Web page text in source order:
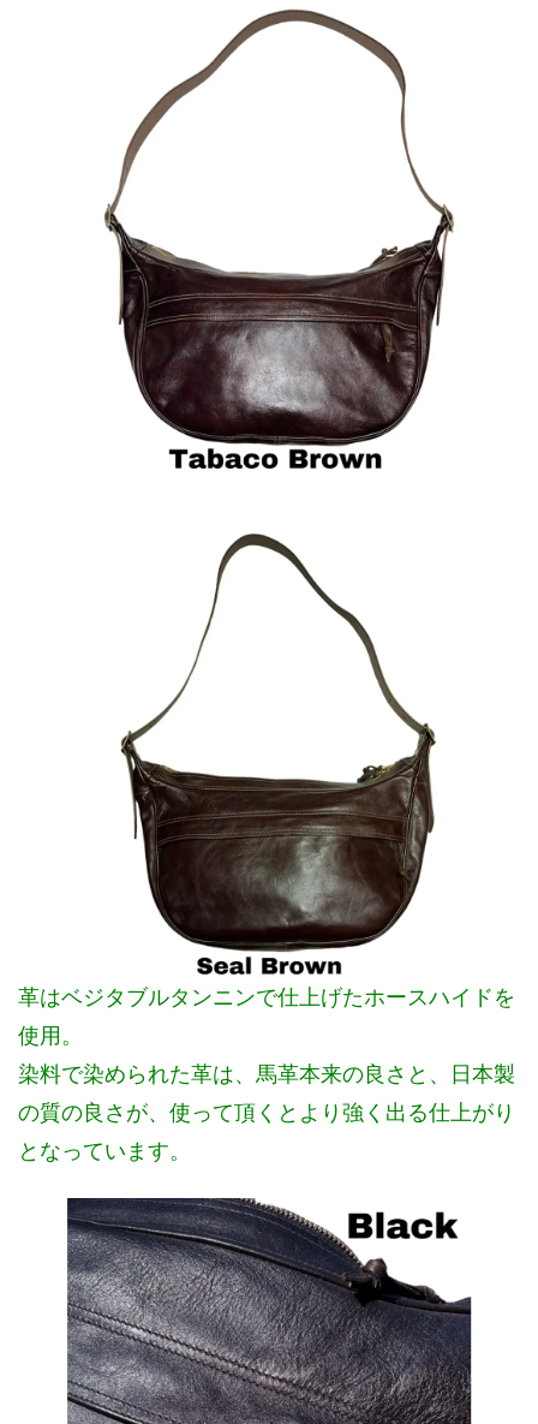
革はベジタブルタンニンで仕上げたホースハイドを
使用。
染料で染められた革は、馬革本来の良さと、日本製
の質の良さが、使って頂くとより強く出る仕上がり
となっています。